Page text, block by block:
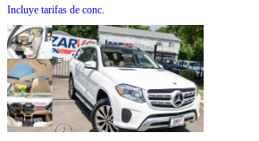
Incluye tarifas de conc.